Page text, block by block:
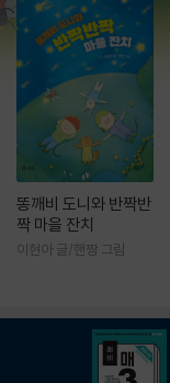
똥깨비 도니와 반짝반
짝 마을 잔치
이현아 글/핸짱 그림